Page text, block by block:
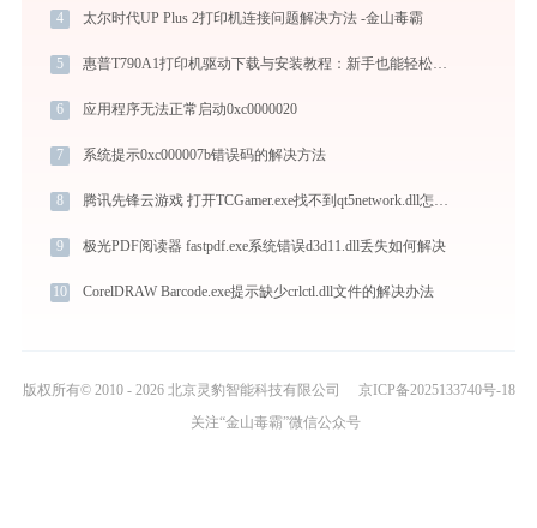
4 太尔时代UP Plus 2打印机连接问题解决方法 -金山毒霸
5 惠普T790A1打印机驱动下载与安装教程：新手也能轻松搞定
6 应用程序无法正常启动0xc0000020
7 系统提示0xc000007b错误码的解决方法
8 腾讯先锋云游戏 打开TCGamer.exe找不到qt5network.dll怎么办
9 极光PDF阅读器 fastpdf.exe系统错误d3d11.dll丢失如何解决
10 CorelDRAW Barcode.exe提示缺少crlctl.dll文件的解决办法
版权所有© 2010 - 2026 北京灵豹智能科技有限公司
京ICP备2025133740号-18
关注“金山毒霸”微信公众号